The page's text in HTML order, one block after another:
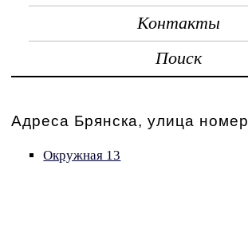
Контакты
Поиск
Адреса Брянска, улица номер
Окружная 13